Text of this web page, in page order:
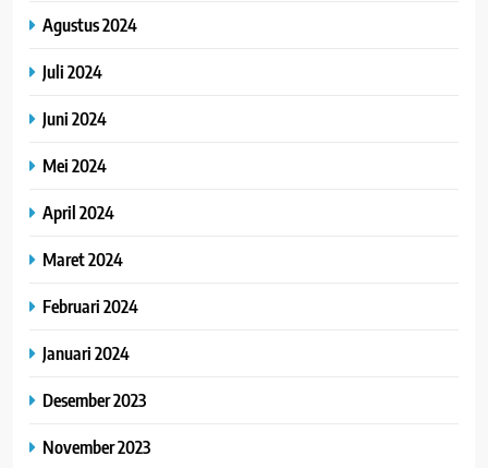
Agustus 2024
Juli 2024
Juni 2024
Mei 2024
April 2024
Maret 2024
Februari 2024
Januari 2024
Desember 2023
November 2023